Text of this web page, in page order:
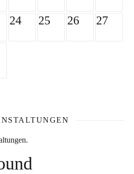
24 25 26 27